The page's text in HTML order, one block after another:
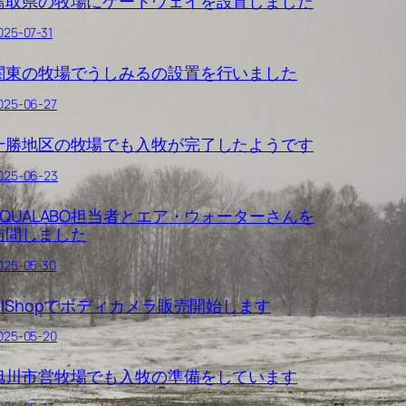
07-31
東の牧場でうしみるの設置を行いました
06-27
勝地区の牧場でも入牧が完了したようです
06-23
担当者とエア・ウォーターさんを
問しました
05-30
でボディカメラ販売開始します
05-20
川市営牧場でも入牧の準備をしています